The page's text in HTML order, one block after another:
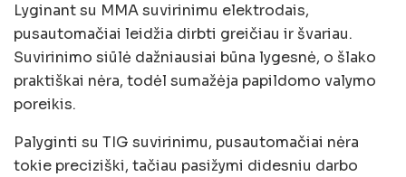
Lyginant su MMA suvirinimu elektrodais,
pusautomačiai leidžia dirbti greičiau ir švariau.
Suvirinimo siūlė dažniausiai būna lygesnė, o šlako
praktiškai nėra, todėl sumažėja papildomo valymo
poreikis.
Palyginti su TIG suvirinimu, pusautomačiai nėra
tokie preciziški, tačiau pasižymi didesniu darbo